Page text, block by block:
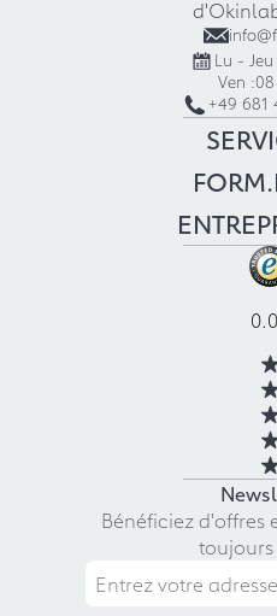
Lu - Jeu
Ven :
+49 681
Bénéficiez d'offres